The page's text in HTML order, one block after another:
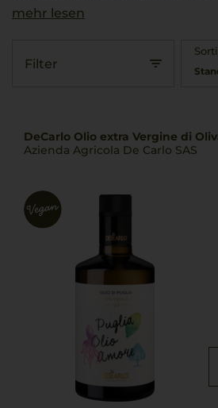
mehr lesen
Filter
DeCarlo Olio extra Vergine di
Azienda Agricola De Carlo SAS